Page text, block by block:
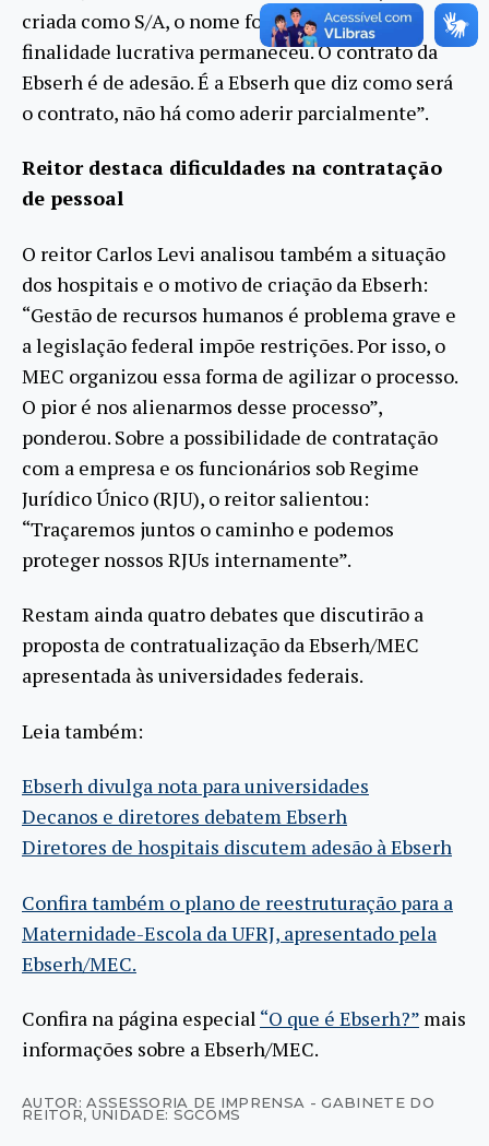
criada como S/A, o nome foi alterado, mas a
finalidade lucrativa permaneceu. O contrato da
Ebserh é de adesão. É a Ebserh que diz como será
o contrato, não há como aderir parcialmente”.
Reitor destaca dificuldades na contratação
de pessoal
O reitor Carlos Levi analisou também a situação
dos hospitais e o motivo de criação da Ebserh:
“Gestão de recursos humanos é problema grave e
a legislação federal impõe restrições. Por isso, o
MEC organizou essa forma de agilizar o processo.
O pior é nos alienarmos desse processo”,
ponderou. Sobre a possibilidade de contratação
com a empresa e os funcionários sob Regime
Jurídico Único (RJU), o reitor salientou:
“Traçaremos juntos o caminho e podemos
proteger nossos RJUs internamente”.
Restam ainda quatro debates que discutirão a
proposta de contratualização da Ebserh/MEC
apresentada às universidades federais.
Leia também:
Ebserh divulga nota para universidades
Decanos e diretores debatem Ebserh
Diretores de hospitais discutem adesão à Ebserh
Confira também o plano de reestruturação para a
Maternidade-Escola da UFRJ, apresentado pela
Ebserh/MEC.
Confira na página especial “O que é Ebserh?” mais
informações sobre a Ebserh/MEC.
AUTOR: ASSESSORIA DE IMPRENSA - GABINETE DO
REITOR, UNIDADE: SGCOMS